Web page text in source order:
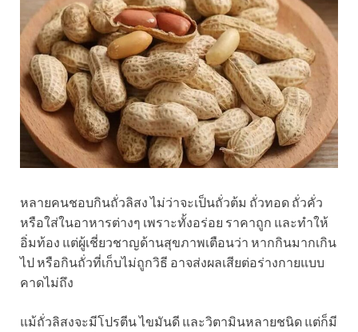
หลายคนชอบกินถั่วลิสง ไม่ว่าจะเป็นถั่วต้ม ถั่วทอด ถั่วคั่ว
หรือใส่ในอาหารต่างๆ เพราะทั้งอร่อย ราคาถูก และทำให้
อิ่มท้อง แต่ผู้เชี่ยวชาญด้านสุขภาพเตือนว่า หากกินมากเกิน
ไป หรือกินถั่วที่เก็บไม่ถูกวิธี อาจส่งผลเสียต่อร่างกายแบบ
คาดไม่ถึง
แม้ถั่วลิสงจะมีโปรตีน ไขมันดี และวิตามินหลายชนิด แต่ก็มี